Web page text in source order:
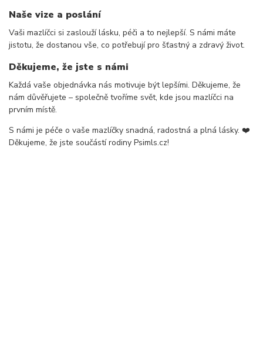
Naše vize a poslání
Vaši mazlíčci si zaslouží lásku, péči a to nejlepší. S námi máte
jistotu, že dostanou vše, co potřebují pro šťastný a zdravý život.
Děkujeme, že jste s námi
Každá vaše objednávka nás motivuje být lepšími. Děkujeme, že
nám důvěřujete – společně tvoříme svět, kde jsou mazlíčci na
prvním místě.
S námi je péče o vaše mazlíčky snadná, radostná a plná lásky. ❤️
Děkujeme, že jste součástí rodiny Psimls.cz!